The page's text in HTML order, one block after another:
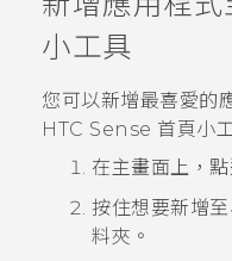
VIVERSE
應用程式
小工具
您可以新增最喜愛的
HTC Sense 首頁小
在主畫面上，點
按住想要新增
料夾。